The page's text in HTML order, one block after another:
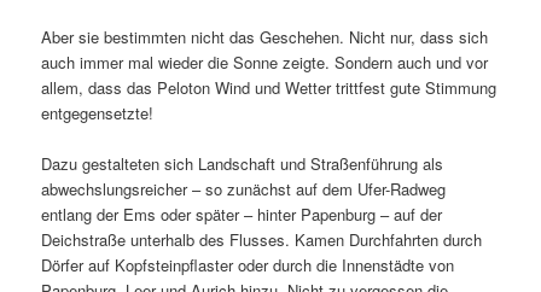
Aber sie bestimmten nicht das Geschehen. Nicht nur, dass sich
auch immer mal wieder die Sonne zeigte. Sondern auch und vor
allem, dass das Peloton Wind und Wetter trittfest gute Stimmung
entgegensetzte!
Dazu gestalteten sich Landschaft und Straßenführung als
abwechslungsreicher – so zunächst auf dem Ufer-Radweg
entlang der Ems oder später – hinter Papenburg – auf der
Deichstraße unterhalb des Flusses. Kamen Durchfahrten durch
Dörfer auf Kopfsteinpflaster oder durch die Innenstädte von